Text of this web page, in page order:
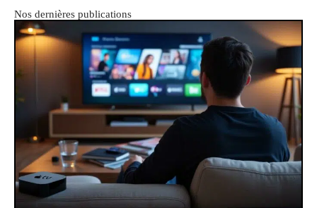
Nos dernières publications